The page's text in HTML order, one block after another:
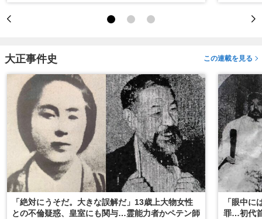
大正事件史 この連載を見る
「絶対にうそだ。大きな誤解だ」13歳上大物女性
との不倫疑惑、皇室にも関与…霊能力者かペテン師
「眼中に
罪…初代